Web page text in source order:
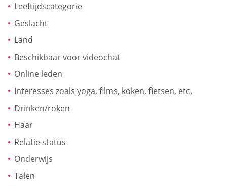
Leeftijdscategorie
Geslacht
Land
Beschikbaar voor videochat
Online leden
Interesses zoals yoga, films, koken, fietsen, etc.
Drinken/roken
Haar
Relatie status
Onderwijs
Talen